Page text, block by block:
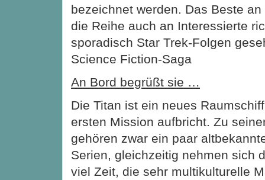
bezeichnet werden. Das Beste an
die Reihe auch an Interessierte
sporadisch Star Trek-Folgen
Science Fiction-Saga
An Bord begrüßt sie …
Die Titan ist ein neues
ersten Mission aufbricht. Zu
gehören zwar ein paar
Serien, gleichzeitig nehmen sich
viel Zeit, die sehr multikulturelle